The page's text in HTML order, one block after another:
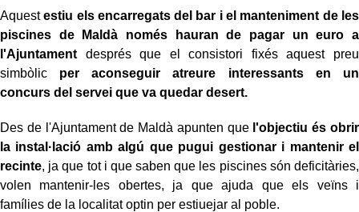
Aquestestiu els encarregats del bar i el manteniment de les
piscines de Maldà només hauran de pagar un euro a
l'Ajuntament després que el consistori fixés aquest preu
simbòlic per aconseguir atreure interessants en un
concurs del servei que va quedar desert.
Des de l'Ajuntament de Maldà apunten que l'objectiu és obrir
la instal·lació amb algú que pugui gestionar i mantenir el
recinte, ja que tot i que saben que les piscines són deficitàries,
volen mantenir-les obertes, ja que ajuda que els veïns i
famílies de la localitat optin per estiuejar al poble.